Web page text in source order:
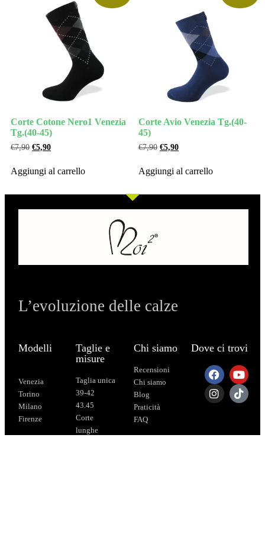
Corte Cotone Nero1 Venezia
Tg.(40-45)
€7,90 €5,90
Aggiungi al carrello
Corte Avio Venezia Tg.(40-
45)
€7,90 €5,90
Aggiungi al carrello
L’evoluzione delle calze
Modelli
Venezia
Torino
Milano
Firenze
Taglie e
misure
Taglia unica
39-42
43.45
Corte
lunghe
Chi siamo
Recensioni
Chi siamo
Blog
Praticità
FAQ
Dove ci trovi